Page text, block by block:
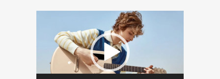
视
频
播
放
器